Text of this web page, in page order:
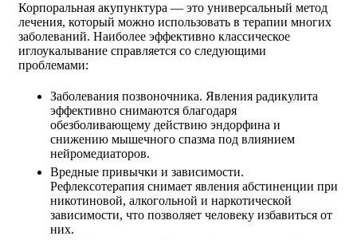
Корпоральная акупунктура — это универсальный метод
лечения, который можно использовать в терапии многих
заболеваний. Наиболее эффективно классическое
иглоукалывание справляется со следующими
проблемами:
Заболевания позвоночника. Явления радикулита
эффективно снимаются благодаря
обезболивающему действию эндорфина и
снижению мышечного спазма под влиянием
нейромедиаторов.
Вредные привычки и зависимости.
Рефлексотерапия снимает явления абстиненции при
никотиновой, алкогольной и наркотической
зависимости, что позволяет человеку избавиться от
них.